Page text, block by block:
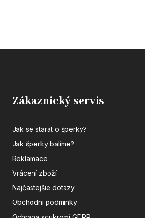
Zákaznický servis
Jak se starat o šperky?
Jak šperky balíme?
Reklamace
Vrácení zboží
Najčastejšie dotazy
Obchodní podmínky